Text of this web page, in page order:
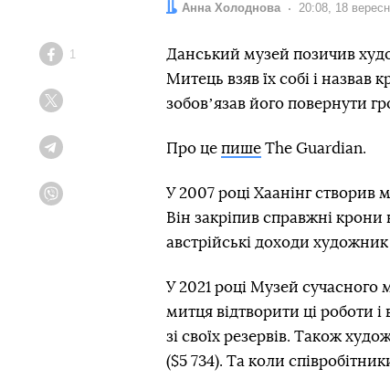
Автор:
Анна Холоднова Дата:
20:08, 18
Facebook
1
Данський музей позичив
Митець взяв їх собі і
зобовʼязав його повернути
Про це пише The Guardian.
У 2007 році Хаанінг створив
Він закріпив справжні крони
австрійські доходи
У 2021 році Музей сучасного
митця відтворити ці роботи
зі своїх резервів. Також
($5 734). Та коли